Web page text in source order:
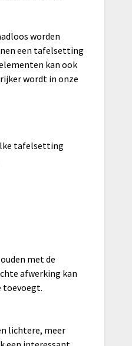
worden
een tafelsetting
kan ook
wordt in onze
tafelsetting
met de
afwerking kan
toevoegt.
lichtere, meer